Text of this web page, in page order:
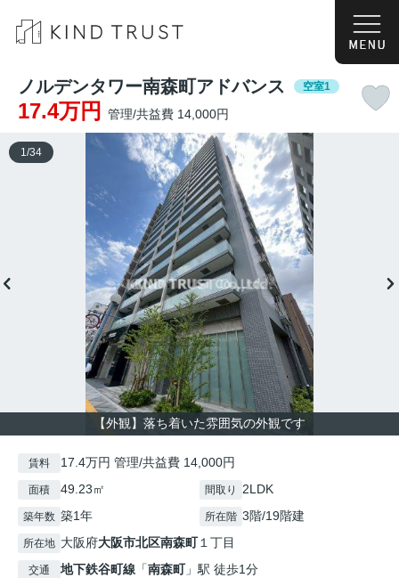
ノルデンタワー南森町アドバンス 空室1
17.4万円 管理/共益費 14,000円
【外観】落ち着いた雰囲気の外観です
1 /34
賃料 17.4万円 管理/共益費 14,000円
面積 49.23㎡ 間取り 2LDK
築年数 築1年 所在階 3階/19階建
所在地 大阪府大阪市北区南森町１丁目
交通 地下鉄谷町線 「南森町」駅 徒歩1分